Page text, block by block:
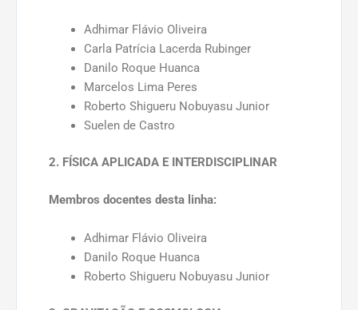
Adhimar Flávio Oliveira
Carla Patrícia Lacerda Rubinger
Danilo Roque Huanca
Marcelos Lima Peres
Roberto Shigueru Nobuyasu Junior
Suelen de Castro
2. FÍSICA APLICADA E INTERDISCIPLINAR
Membros docentes desta linha:
Adhimar Flávio Oliveira
Danilo Roque Huanca
Roberto Shigueru Nobuyasu Junior